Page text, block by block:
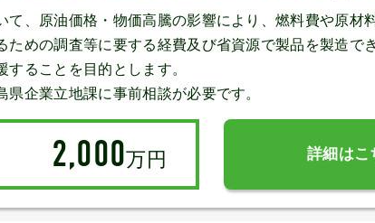
、原油価格・物価高騰の影響により、燃料費や原材
めの調査等に要する経費及び省資源で製品を製造で
ることを目的とします。
企業立地課に事前相談が必要です。
2,000万円 詳細はこ